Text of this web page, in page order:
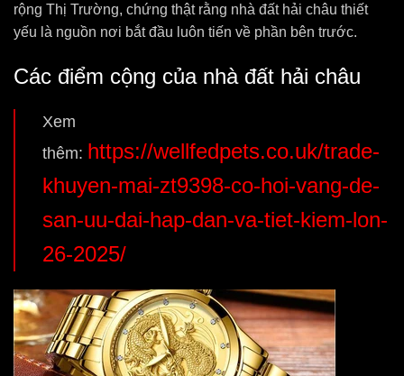
rộng Thị Trường, chứng thật rằng nhà đất hải châu thiết
yếu là nguồn nơi bắt đầu luôn tiến về phần bên trước.
Các điểm cộng của nhà đất hải châu
Xem
thêm: https://wellfedpets.co.uk/trade-
khuyen-mai-zt9398-co-hoi-vang-de-
san-uu-dai-hap-dan-va-tiet-kiem-lon-
26-2025/